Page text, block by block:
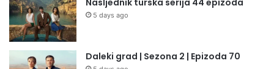
5 days ago
Daleki grad | Sezona 2 | Epizoda 70